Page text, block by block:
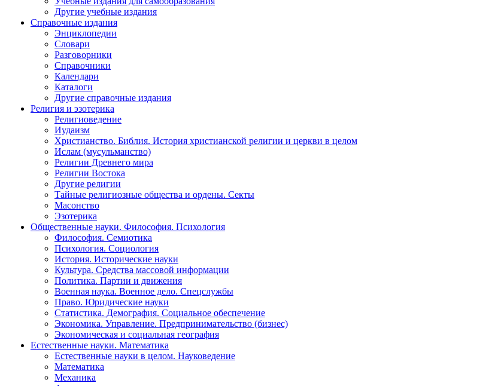
Другие учебные издания
Справочные издания
Энциклопедии
Словари
Разговорники
Справочники
Календари
Каталоги
Другие справочные издания
Религия и эзотерика
Религиоведение
Иудаизм
Христианство. Библия. История христианской религии и церкви в целом
Ислам (мусульманство)
Религии Древнего мира
Религии Востока
Другие религии
Тайные религиозные общества и ордены. Секты
Масонство
Эзотерика
Общественные науки. Философия. Психология
Философия. Семиотика
Психология. Социология
История. Исторические науки
Культура. Средства массовой информации
Политика. Партии и движения
Военная наука. Военное дело. Спецслужбы
Право. Юридические науки
Статистика. Демография. Социальное обеспечение
Экономика. Управление. Предпринимательство (бизнес)
Экономическая и социальная география
Естественные науки. Математика
Естественные науки в целом. Науковедение
Математика
Механика